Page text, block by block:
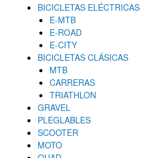
BICICLETAS ELÉCTRICAS
E-MTB
E-ROAD
E-CITY
BICICLETAS CLÁSICAS
MTB
CARRERAS
TRIATHLON
GRAVEL
PLEGLABLES
SCOOTER
MOTO